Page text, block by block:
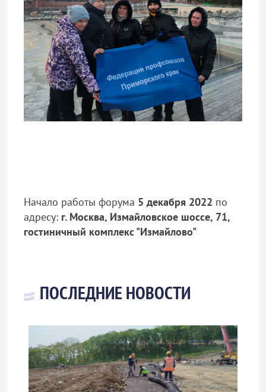
Начало работы форума 5 декабря 2022 по
адресу: г. Москва, Измайловское шоссе, 71,
гостиничный комплекс "Измайлово"
ПОСЛЕДНИЕ НОВОСТИ